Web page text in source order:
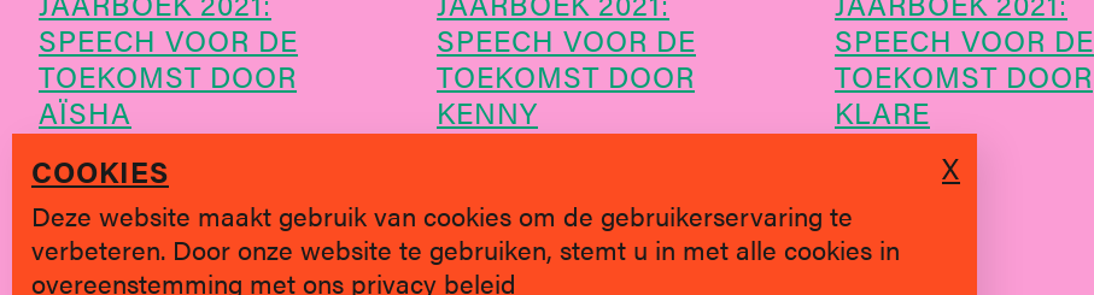
SPEECH VOOR DE
TOEKOMST DOOR
AÏSHA
SPEECH VOOR DE
TOEKOMST DOOR
KENNY
SPEECH VOOR DE
TOEKOMST DOOR
KLARE
SINDS 2019 * BRUGGE
COOKIES
Deze website maakt gebruik van cookies om de gebruikerservaring te
verbeteren. Door onze website te gebruiken, stemt u in met alle cookies in
overeenstemming met ons privacy beleid
X